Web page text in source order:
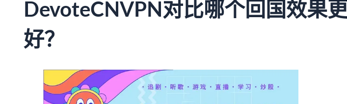
DevoteCNVPN对比哪个回国效果更
好？